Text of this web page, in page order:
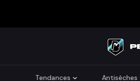
Search
Tendances Antisèches